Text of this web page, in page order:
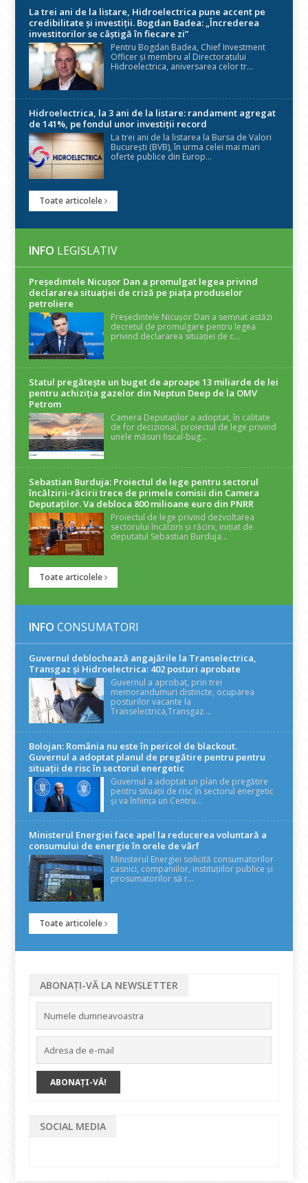
La trei ani de la listare, Hidroelectrica pune accent pe
credibilitate și investiții. Bogdan Badea: „Încrederea
investitorilor se câștigă în fiecare zi”
Pentru Bogdan Badea, Chief Investment
Officer și membru al Directoratului
Hidroelectrica, aniversarea celor tr...
Hidroelectrica, la 3 ani de la listare: randament agregat
de 141%, pe fondul unor investiții record
La trei ani de la listarea la Bursa de Valori
București (BVB), în urma celei mai mari
oferte publice din Europ...
Toate articolele
INFO LEGISLATIV
Președintele Nicuşor Dan a promulgat legea privind
declararea situaţiei de criză pe piaţa produselor
petroliere
Președintele Nicușor Dan a semnat astăzi
decretul de promulgare pentru legea
privind declararea situației de c...
Statul pregătește un buget de aproape 13 miliarde de lei
pentru achiziția gazelor din Neptun Deep de la OMV
Petrom
Camera Deputaților a adoptat, în calitate
de for decizional, proiectul de lege privind
unele măsuri fiscal-bug...
Sebastian Burduja: Proiectul de lege pentru sectorul
încălzirii-răcirii trece de primele comisii din Camera
Deputaților. Va debloca 800 milioane euro din PNRR
Proiectul de lege privind dezvoltarea
sectorului încălzirii și răcirii, inițiat de
deputatul Sebastian Burduja...
Toate articolele
INFO CONSUMATORI
Guvernul deblochează angajările la Transelectrica,
Transgaz și Hidroelectrica: 402 posturi aprobate
Guvernul a aprobat, prin trei
memorandumuri distincte, ocuparea
posturilor vacante la
Transelectrica,Transgaz ...
Bolojan: România nu este în pericol de blackout.
Guvernul a adoptat planul de pregătire pentru pentru
situații de risc în sectorul energetic
Guvernul a adoptat un plan de pregătire
pentru situații de risc în sectorul energetic
și va înființa un Centru...
Ministerul Energiei face apel la reducerea voluntară a
consumului de energie în orele de vârf
Ministerul Energiei solicită consumatorilor
casnici, companiilor, instituțiilor publice și
prosumatorilor să r...
Toate articolele
ABONAȚI-VĂ LA NEWSLETTER
SOCIAL MEDIA